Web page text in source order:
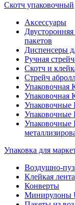
Скотч упаковочный
Аксессуары
пакетов
Диспенсеры
Ручная
Скотч и
Стрейч
Упаковочная
Упаковочная
Упаковочные
Упаковочные
Упаковочные
Упаковка для
Воздушно-
Клейкая лента
Конверты
Минирулоны